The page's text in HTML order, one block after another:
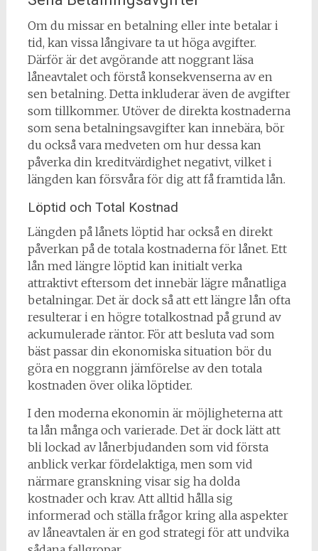
Om du missar en betalning eller inte betalar i
tid, kan vissa långivare ta ut höga avgifter.
Därför är det avgörande att noggrant läsa
låneavtalet och förstå konsekvenserna av en
sen betalning. Detta inkluderar även de avgifter
som tillkommer. Utöver de direkta kostnaderna
som sena betalningsavgifter kan innebära, bör
du också vara medveten om hur dessa kan
påverka din kreditvärdighet negativt, vilket i
längden kan försvåra för dig att få framtida lån.
Löptid och Total Kostnad
Längden på lånets löptid har också en direkt
påverkan på de totala kostnaderna för lånet. Ett
lån med längre löptid kan initialt verka
attraktivt eftersom det innebär lägre månatliga
betalningar. Det är dock så att ett längre lån ofta
resulterar i en högre totalkostnad på grund av
ackumulerade räntor. För att besluta vad som
bäst passar din ekonomiska situation bör du
göra en noggrann jämförelse av den totala
kostnaden över olika löptider.
I den moderna ekonomin är möjligheterna att
ta lån många och varierade. Det är dock lätt att
bli lockad av lånerbjudanden som vid första
anblick verkar fördelaktiga, men som vid
närmare granskning visar sig ha dolda
kostnader och krav. Att alltid hålla sig
informerad och ställa frågor kring alla aspekter
av låneavtalen är en god strategi för att undvika